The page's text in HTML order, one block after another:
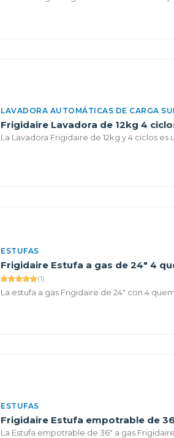
LAVADORA AUTOMÁTICAS DE CARGA
Frigidaire Lavadora de 12kg 4
La Lavadora Frigidaire de 12kg y 4 ciclos
ESTUFAS
Frigidaire Estufa a gas de 24" 4
(1)
La estufa a gas Frigidaire de 24" con 4
ESTUFAS
Frigidaire Estufa empotrable de
La Estufa empotrable de 36" a gas